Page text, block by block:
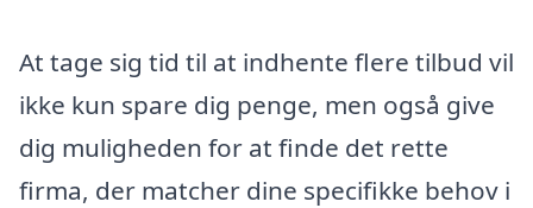
At tage sig tid til at indhente flere tilbud vil
ikke kun spare dig penge, men også give
dig muligheden for at finde det rette
firma, der matcher dine specifikke behov i